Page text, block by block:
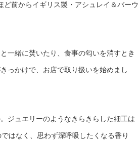
前からイギリス製・アシュレイ＆バーウ
一緒に焚いたり、食事の匂いを消すとき
っかけで、お店で取り扱いを始めまし
ジュエリーのようなきらきらした細工は
はなく、思わず深呼吸したくなる香り